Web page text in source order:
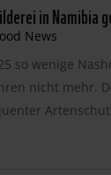
in Namibia
News
so wenige
nicht mehr.